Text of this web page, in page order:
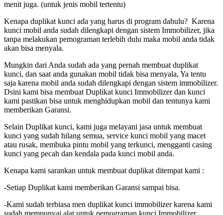
menit juga. (untuk jenis mobil tertentu)
Kenapa duplikat kunci ada yang harus di program dahulu? Karena
kunci mobil anda sudah dilengkapi dengan sistem Immobilizer, jika
tanpa melakukan pemograman terlebih dulu maka mobil anda tidak
akan bisa menyala.
Mungkin dari Anda sudah ada yang pernah membuat duplikat
kunci, dan saat anda gunakan mobil tidak bisa menyala, Ya tentu
saja karena mobil anda sudah dilengkapi dengan sistem immobilizer.
Dsini kami bisa membuat Duplikat kunci Immobilizer dan kunci
kami pastikan bisa untuk menghidupkan mobil dan tentunya kami
memberikan Garansi.
Selain Duplikat kunci, kami juga melayani jasa untuk membuat
kunci yang sudah hilang semua, service kunci mobil yang macet
atau rusak, membuka pintu mobil yang terkunci, mengganti casing
kunci yang pecah dan kendala pada kunci mobil anda.
Kenapa kami sarankan untuk membuat duplikat ditempat kami :
-Setiap Duplikat kami memberikan Garansi sampai bisa.
-Kami sudah terbiasa men duplikat kunci immobilizer karena kami